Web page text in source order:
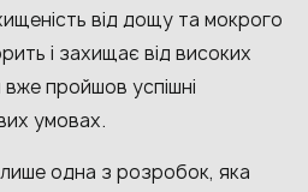
від дощу та мокрого
і захищає від високих
пройшов успішні
умовах.
одна з розробок, яка